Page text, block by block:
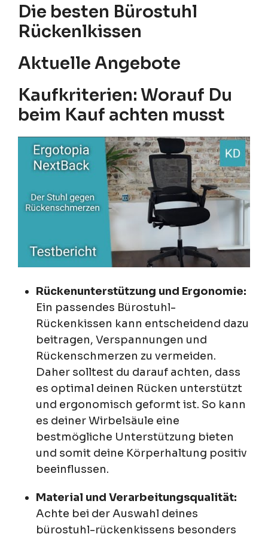
Die besten Bürostuhl
Rückenlkissen
Aktuelle Angebote
Kaufkriterien: Worauf Du
beim Kauf achten musst
Rückenunterstützung und Ergonomie:
Ein passendes Bürostuhl-
Rückenkissen kann entscheidend dazu
beitragen, Verspannungen und
Rückenschmerzen zu vermeiden.
Daher solltest du darauf achten, dass
es optimal deinen Rücken unterstützt
und ergonomisch geformt ist. So kann
es deiner Wirbelsäule eine
bestmögliche Unterstützung bieten
und somit deine Körperhaltung positiv
beeinflussen.
Material und Verarbeitungsqualität:
Achte bei der Auswahl deines
bürostuhl-rückenkissens besonders